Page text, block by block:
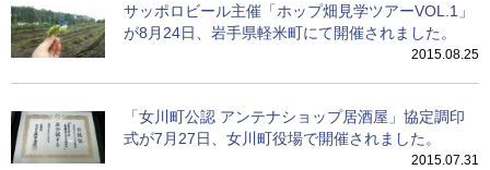
サッポロビール主催「ホップ畑見学ツアーVOL.1」
が8月24日、岩手県軽米町にて開催されました。
2015.08.25
「女川町公認 アンテナショップ居酒屋」協定調印
式が7月27日、女川町役場で開催されました。
2015.07.31